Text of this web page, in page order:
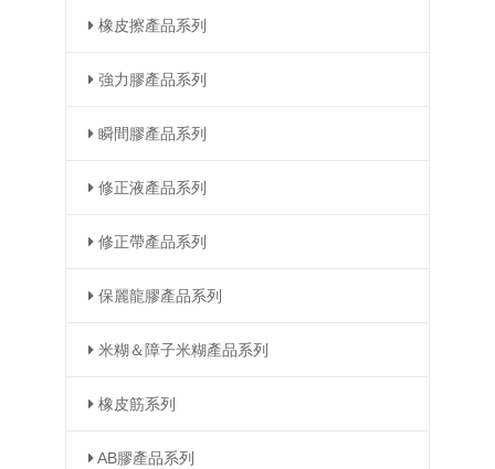
橡皮擦產品系列
強力膠產品系列
瞬間膠產品系列
修正液產品系列
修正帶產品系列
保麗龍膠產品系列
米糊＆障子米糊產品系列
橡皮筋系列
AB膠產品系列